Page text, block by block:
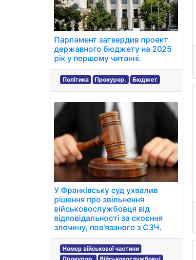
Парламент затвердив проект
державного бюджету на 2025
рік у першому читанні.
Політика Прокурор. Бюджет
У Франківську суд ухвалив
рішення про звільнення
військовослужбовця від
відповідальності за скоєння
злочину, пов'язаного з СЗЧ.
Номер військової частини